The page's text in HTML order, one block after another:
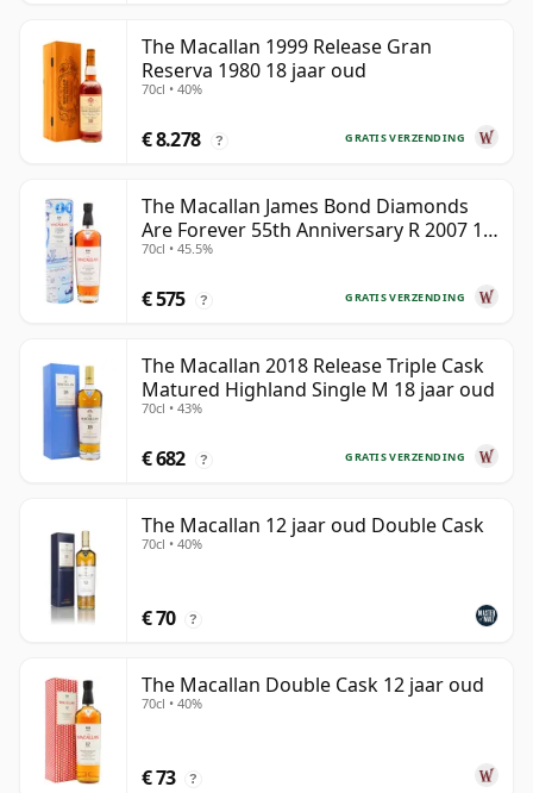
The Macallan 1999 Release Gran
Reserva 1980 18 jaar oud
70cl • 40%
GRATIS VERZENDING
€ 8.278 ?
The Macallan James Bond Diamonds
Are Forever 55th Anniversary R 2007 18
jaar oud
70cl • 45.5%
GRATIS VERZENDING
€ 575 ?
The Macallan 2018 Release Triple Cask
Matured Highland Single M 18 jaar oud
70cl • 43%
GRATIS VERZENDING
€ 682 ?
The Macallan 12 jaar oud Double Cask
70cl • 40%
€ 70 ?
The Macallan Double Cask 12 jaar oud
70cl • 40%
€ 73 ?